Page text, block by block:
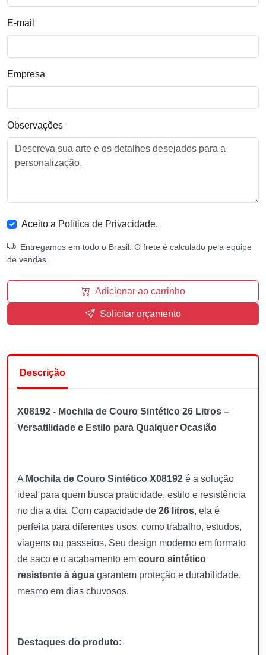
E-mail
Empresa
Observações
Aceito a Política de Privacidade.
Entregamos em todo o Brasil. O frete é calculado pela equipe
de vendas.
Adicionar ao carrinho
Solicitar orçamento
Descrição
X08192 - Mochila de Couro Sintético 26 Litros –
Versatilidade e Estilo para Qualquer Ocasião
A Mochila de Couro Sintético X08192 é a solução
ideal para quem busca praticidade, estilo e resistência
no dia a dia. Com capacidade de 26 litros, ela é
perfeita para diferentes usos, como trabalho, estudos,
viagens ou passeios. Seu design moderno em formato
de saco e o acabamento em couro sintético
resistente à água garantem proteção e durabilidade,
mesmo em dias chuvosos.
Destaques do produto: